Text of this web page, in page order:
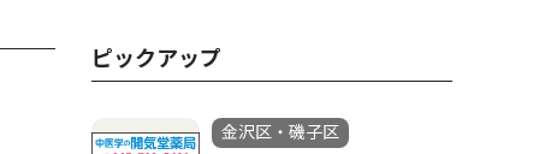
ピックアップ
金沢区・磯子区